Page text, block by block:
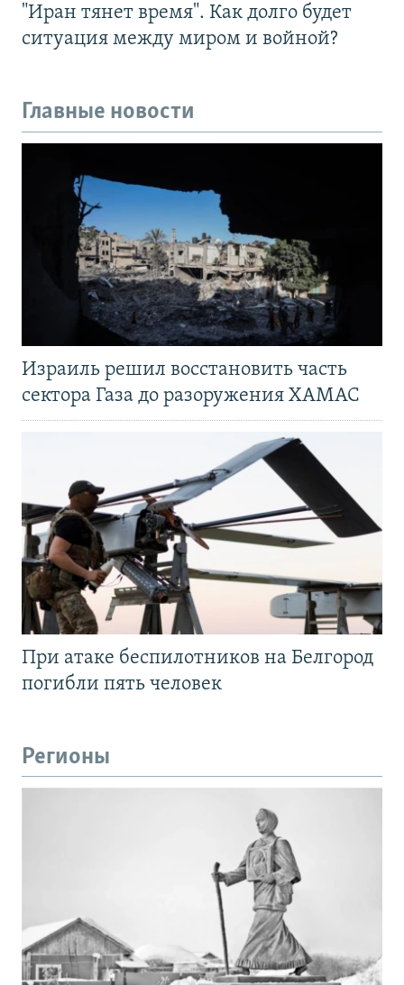
"Иран тянет время". Как долго будет
ситуация между миром и войной?
Главные новости
Израиль решил восстановить часть
сектора Газа до разоружения ХАМАС
При атаке беспилотников на Белгород
погибли пять человек
Регионы